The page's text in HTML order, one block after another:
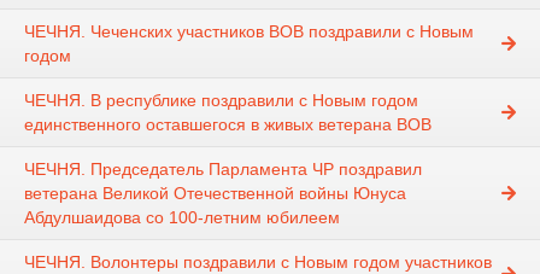
ЧЕЧНЯ. Чеченских участников ВОВ поздравили с Новым
годом
ЧЕЧНЯ. В республике поздравили с Новым годом
единственного оставшегося в живых ветерана ВОВ
ЧЕЧНЯ. Председатель Парламента ЧР поздравил
ветерана Великой Отечественной войны Юнуса
Абдулшаидова со 100-летним юбилеем
ЧЕЧНЯ. Волонтеры поздравили с Новым годом участников